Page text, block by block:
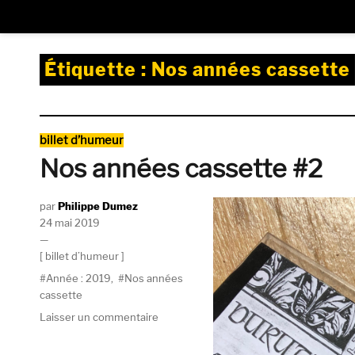
Étiquette : Nos années cassette
Catégories
billet d’humeur
Nos années cassette #2
AuteurPhilippe Dumez
Publié
le
24 mai 2019
Catégories
billet d’humeur
Étiquettes
Année : 2019
Nos années
cassette
Laisser un commentaire